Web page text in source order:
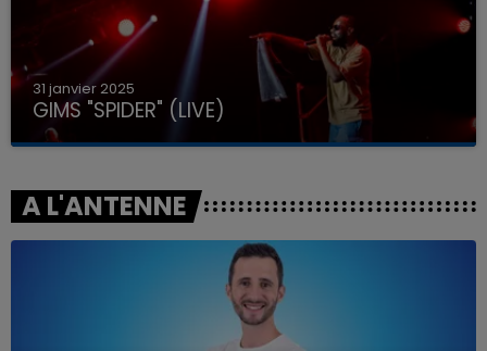
31 janvier 2025
GIMS "SPIDER" (LIVE)
A L'ANTENNE